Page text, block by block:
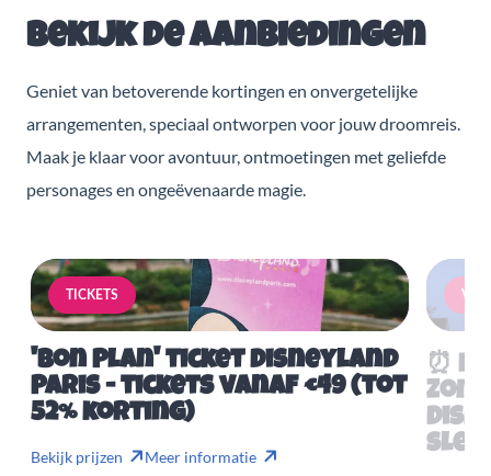
Bekijk de aanbiedingen
Geniet van betoverende kortingen en onvergetelijke
arrangementen, speciaal ontworpen voor jouw droomreis.
Maak je klaar voor avontuur, ontmoetingen met geliefde
personages en ongeëvenaarde magie.
TICKETS
'Bon Plan' ticket Disneyland
Paris - tickets vanaf €49 (tot
52% korting)
Bekijk prijzen Meer informatie
⏰